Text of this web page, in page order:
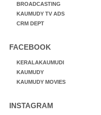
BROADCASTING
KAUMUDY TV ADS
CRM DEPT
FACEBOOK
KERALAKAUMUDI
KAUMUDY
KAUMUDY MOVIES
INSTAGRAM